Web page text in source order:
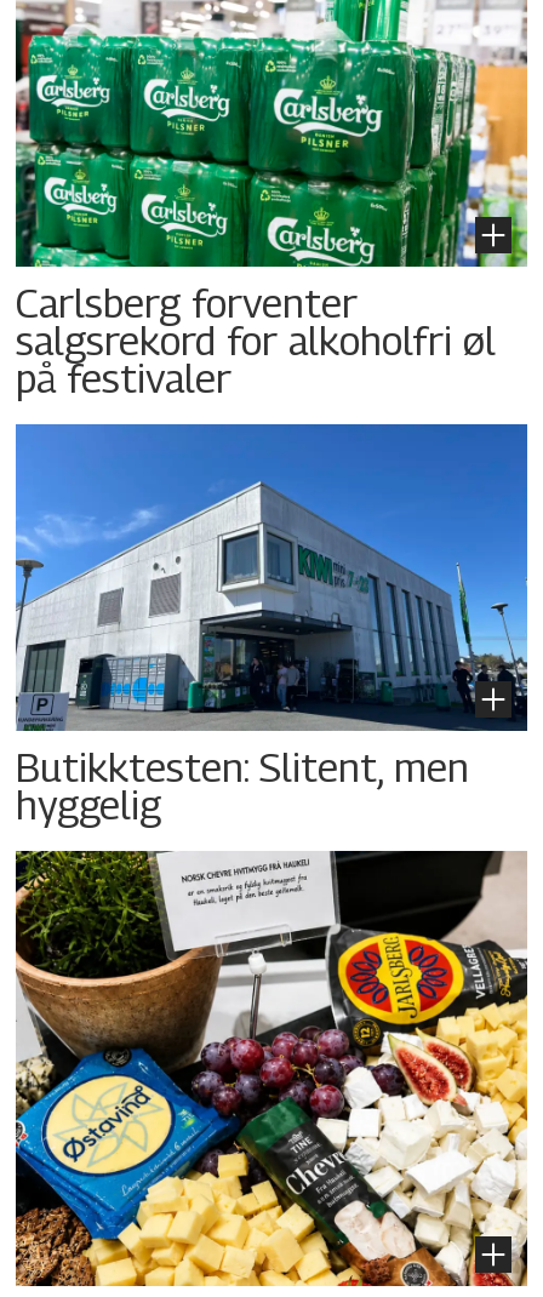
Carlsberg forventer
salgsrekord for alkoholfri øl
på festivaler
Butikktesten: Slitent, men
hyggelig